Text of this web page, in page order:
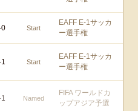
0 Start
EAFF E-1サッカ
ー選手権
1 Start
EAFF E-1サッカ
ー選手権
1 Named
FIFA ワールドカ
ップアジア予選